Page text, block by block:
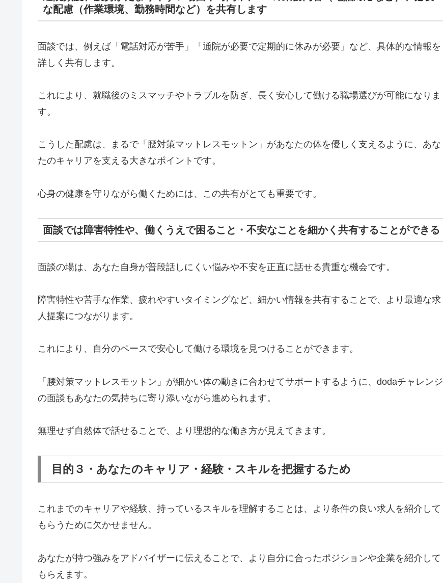
な配慮（作業環境、勤務時間など）を共有します
面談では、例えば「電話対応が苦手」「通院が必要で定期的に休みが必要」など、具体的な情報を
詳しく共有します。
これにより、就職後のミスマッチやトラブルを防ぎ、長く安心して働ける職場選びが可能になりま
す。
こうした配慮は、まるで「腰対策マットレスモットン」があなたの体を優しく支えるように、あな
たのキャリアを支える大きなポイントです。
心身の健康を守りながら働くためには、この共有がとても重要です。
面談では障害特性や、働くうえで困ること・不安なことを細かく共有することができる
面談の場は、あなた自身が普段話しにくい悩みや不安を正直に話せる貴重な機会です。
障害特性や苦手な作業、疲れやすいタイミングなど、細かい情報を共有することで、より最適な求
人提案につながります。
これにより、自分のペースで安心して働ける環境を見つけることができます。
「腰対策マットレスモットン」が細かい体の動きに合わせてサポートするように、dodaチャレンジ
の面談もあなたの気持ちに寄り添いながら進められます。
無理せず自然体で話せることで、より理想的な働き方が見えてきます。
目的３・あなたのキャリア・経験・スキルを把握するため
これまでのキャリアや経験、持っているスキルを理解することは、より条件の良い求人を紹介して
もらうために欠かせません。
あなたが持つ強みをアドバイザーに伝えることで、より自分に合ったポジションや企業を紹介して
もらえます。